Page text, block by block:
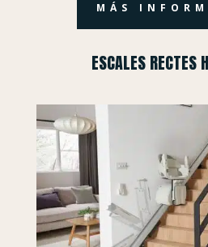
MÁS
ESCALES RECTES